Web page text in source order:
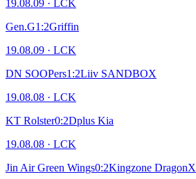
19.08.09 · LCK
Gen.G1 :2Griffin
19.08.09 · LCK
DN SOOPers1 :2Liiv SANDBOX
19.08.08 · LCK
KT Rolster0:2Dplus Kia
19.08.08 · LCK
Jin Air Green Wings0:2Kingzone DragonX